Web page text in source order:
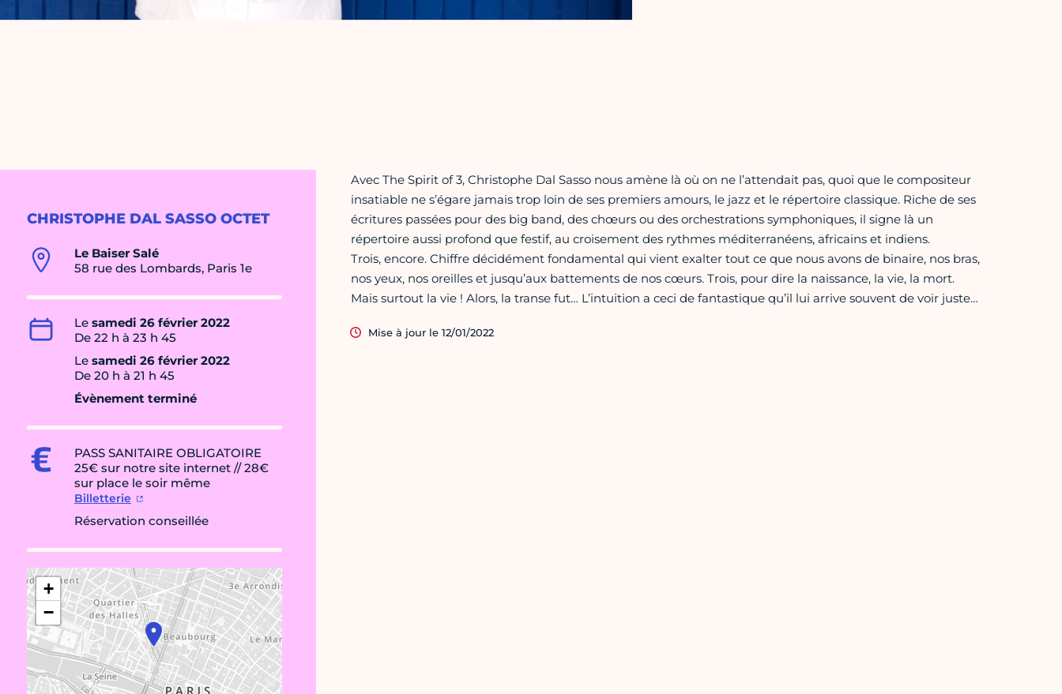
CHRISTOPHE DAL SASSO OCTET
Le Baiser Salé
58 rue des Lombards, Paris 1e
Le samedi 26 février 2022
De 22 h à 23 h 45
Le samedi 26 février 2022
De 20 h à 21 h 45
Évènement terminé
PASS SANITAIRE OBLIGATOIRE
25€ sur notre site internet // 28€
sur place le soir même
Billetterie
Réservation conseillée
+
−
Avec The Spirit of 3, Christophe Dal Sasso nous amène là où on ne l’attendait pas, quoi que le compositeur
insatiable ne s’égare jamais trop loin de ses premiers amours, le jazz et le répertoire classique. Riche de ses
écritures passées pour des big band, des chœurs ou des orchestrations symphoniques, il signe là un
répertoire aussi profond que festif, au croisement des rythmes méditerranéens, africains et indiens.
Trois, encore. Chiffre décidément fondamental qui vient exalter tout ce que nous avons de binaire, nos bras,
nos yeux, nos oreilles et jusqu’aux battements de nos cœurs. Trois, pour dire la naissance, la vie, la mort.
Mais surtout la vie ! Alors, la transe fut… L’intuition a ceci de fantastique qu’il lui arrive souvent de voir juste…
Mise à jour le 12/01/2022